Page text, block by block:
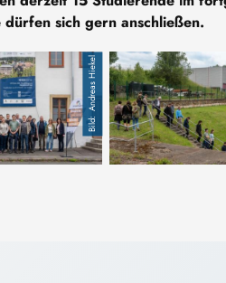
dürfen sich gern anschließen.
und Teilnehmer der Exkursion vor
Andreas Hiekel